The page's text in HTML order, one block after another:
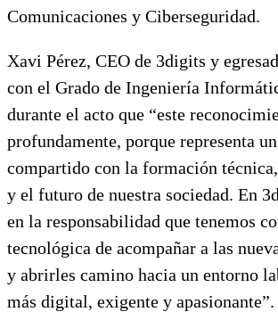
Comunicaciones y Ciberseguridad.
Xavi Pérez, CEO de 3digits y
con el Grado de Ingeniería
durante el acto que “este
profundamente, porque representa
compartido con la formación
y el futuro de nuestra sociedad. En
en la responsabilidad que tenemos
tecnológica de acompañar a las
y abrirles camino hacia un entorno
más digital, exigente y apasionante”.